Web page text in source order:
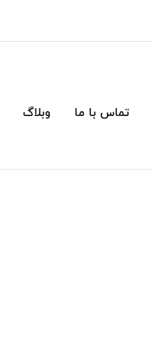
تماس با ما وبلاگ